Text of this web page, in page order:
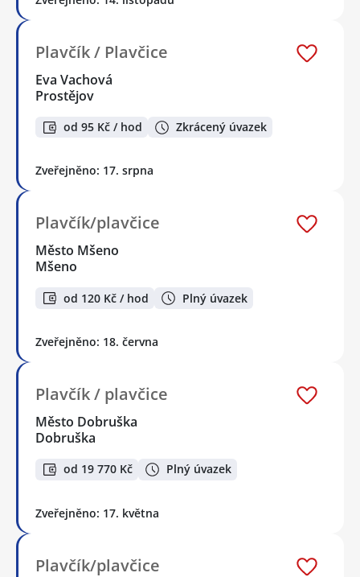
Plavčík / Plavčice
Eva Vachová
Prostějov
od 95 Kč / hod Zkrácený úvazek
Zveřejněno: 17. srpna
Plavčík/plavčice
Město Mšeno
Mšeno
od 120 Kč / hod Plný úvazek
Zveřejněno: 18. června
Plavčík / plavčice
Město Dobruška
Dobruška
od 19 770 Kč Plný úvazek
Zveřejněno: 17. května
Plavčík/plavčice